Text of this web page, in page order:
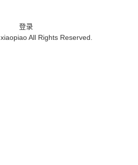
登录
xiaopiaoAll Rights Reserved.